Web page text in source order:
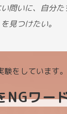
問いに、自分
見つけたい。
をしています。
NGワー